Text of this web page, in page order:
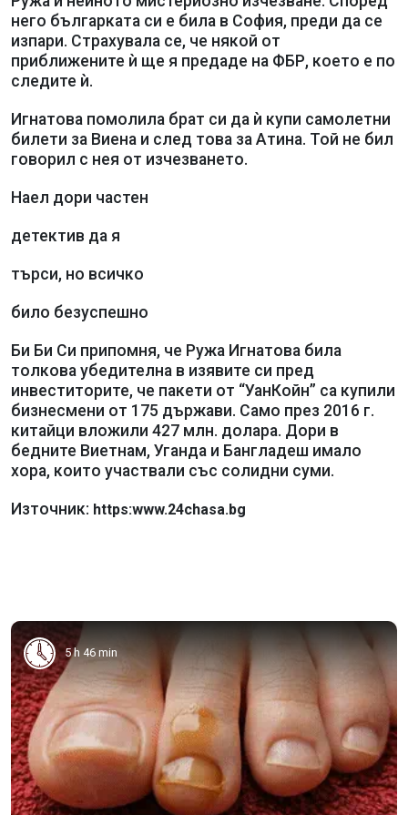
него българката си е била в София, преди да се
изпари. Страхувала се, че някой от
приближените ѝ ще я предаде на ФБР, което е по
следите ѝ.
Игнатова помолила брат си да ѝ купи самолетни
билети за Виена и след това за Атина. Той не бил
говорил с нея от изчезването.
Наел дори частен
детектив да я
търси, но всичко
било безуспешно
Би Би Си припомня, че Ружа Игнатова била
толкова убедителна в изявите си пред
инвеститорите, че пакети от “УанКойн” са купили
бизнесмени от 175 държави. Само през 2016 г.
китайци вложили 427 млн. долара. Дори в
бедните Виетнам, Уганда и Бангладеш имало
хора, които участвали със солидни суми.
Източник: https:www.24chasa.bg
5 h 46 min